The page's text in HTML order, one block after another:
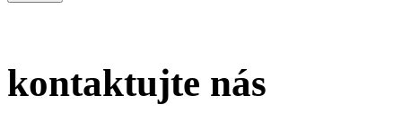
kontaktujte nás